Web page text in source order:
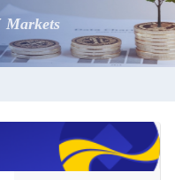
Markets